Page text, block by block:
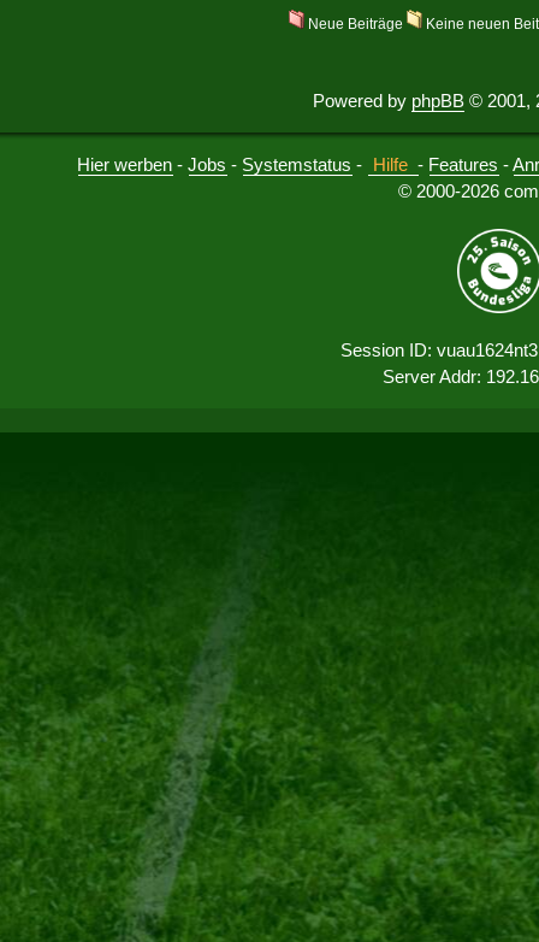
Neue Beiträge Keine neuen
Powered by phpBB © 2001,
Hier werben -Jobs - Systemstatus - Hilfe - Features -
© 2000-2026
Session ID:
Server Addr: